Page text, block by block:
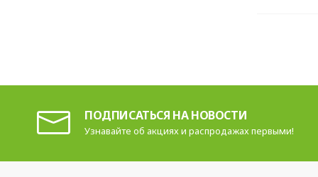
ПОДПИСАТЬСЯ НА НОВОСТИ
Узнавайте об акциях и распродажах первыми!